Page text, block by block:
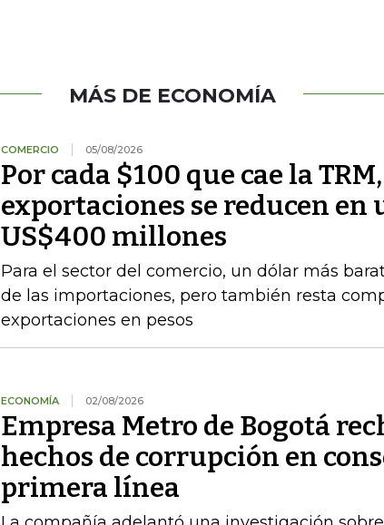
MÁS DE ECONOMÍA
COMERCIO 05/08/2026
Por cada $100 que cae la
exportaciones se reducen en
US$400 millones
Para el sector del comercio, un dólar más
de las importaciones, pero también resta
exportaciones en pesos
ECONOMÍA 02/08/2026
Empresa Metro de Bogotá
hechos de corrupción en
primera línea